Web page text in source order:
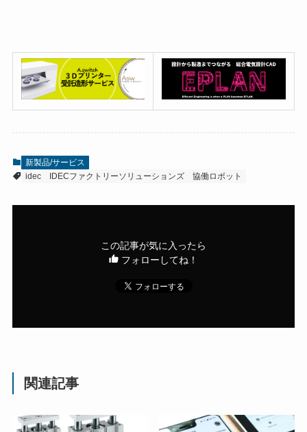
新製品/サービス
idec
IDECファクトリーソリューションズ 協働ロボット
この記事が気に入ったら
フォローしてね！
関連記事